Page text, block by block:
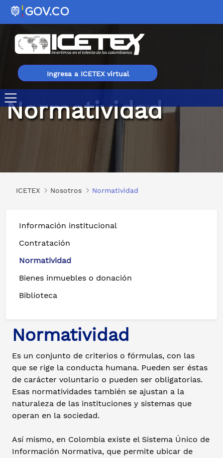
Ingresa a ICETEX virtual
Normatividad
Normatividad
ICETEX Nosotros Normatividad
Información institucional
Contratación
Normatividad
Bienes inmuebles o donación
Biblioteca
Normatividad
Es un conjunto de criterios o fórmulas, con las
que se rige la conducta humana. Pueden ser éstas
de carácter voluntario o pueden ser obligatorias.
Esas normatividades también se ajustan a la
naturaleza de las instituciones y sistemas que
operan en la sociedad.
Así mismo, en Colombia existe el Sistema Único de
Información Normativa, que permite ubicar de